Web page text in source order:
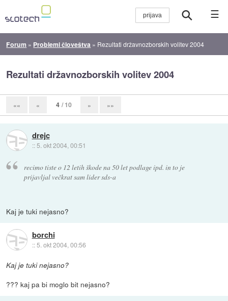
☰
Forum » Problemi človeštva » Rezultati državnozborskih volitev 2004
Rezultati državnozborskih volitev 2004
«« « 4 / 10 » »»
drejc
:: 5. okt 2004, 00:51
recimo tiste o 12 letih škode na 50 let podlage ipd. in to je
prijavljal večkrat sam lider sds-a
Kaj je tuki nejasno?
borchi
::5. okt 2004, 00:56
Kaj je tuki nejasno?
??? kaj pa bi moglo bit nejasno?